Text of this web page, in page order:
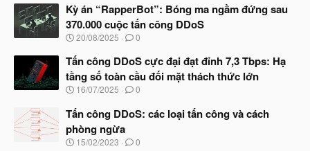
:
Kỳ án “RapperBot”: Bóng ma ngầm đứng sau
370.000 cuộc tấn công DDoS
N
à
b
ắ
đ
ầ
u
20/08/2025 0
Tấn công DDoS cực đại đạt đỉnh 7,3 Tbps: Hạ
tầng số toàn cầu đối mặt thách thức lớn
N
à
y
b
ắ
16/07/2025 0
Tấn công DDoS: các loại tấn công và cách
phòng ngừa
N
15/02/2023 0